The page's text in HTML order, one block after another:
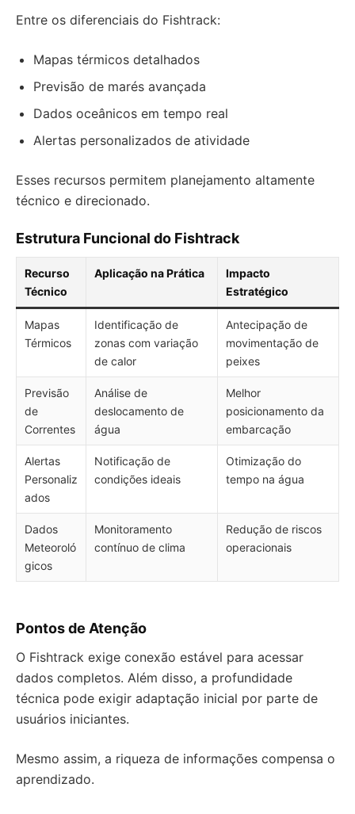
Entre os diferenciais do Fishtrack:
Mapas térmicos detalhados
Previsão de marés avançada
Dados oceânicos em tempo real
Alertas personalizados de atividade
Esses recursos permitem planejamento altamente
técnico e direcionado.
Estrutura Funcional do Fishtrack
Recurso
Técnico
Aplicação na Prática
Impacto
Estratégico
Mapas
Térmicos
Identificação de
zonas com variação
de calor
Antecipação de
movimentação de
peixes
Previsão
de
Correntes
Análise de
deslocamento de
água
Melhor
posicionamento da
embarcação
Alertas
Personaliz
ados
Notificação de
condições ideais
Otimização do
tempo na água
Dados
Meteoroló
gicos
Monitoramento
contínuo de clima
Redução de riscos
operacionais
Pontos de Atenção
O Fishtrack exige conexão estável para acessar
dados completos. Além disso, a profundidade
técnica pode exigir adaptação inicial por parte de
usuários iniciantes.
Mesmo assim, a riqueza de informações compensa o
aprendizado.